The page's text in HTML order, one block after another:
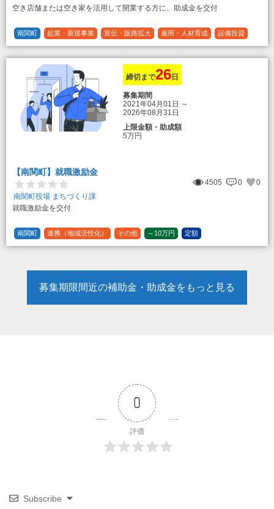
空き店舗または空き家を活用して開業する方に、助成金を交付
南関町 起業・新規事業 宣伝・販路拡大 雇用・人材育成
設備投資
運転資金
連携（地域活性化） ～30万円 1/3 (33%)
締切まで26 日
募集期間
2021年04月01日 ～
2026年08月31日
上限金額・助成額
5万円
【南関町】就職激励金
4505 0
0
南関町役場 まちづくり課
就職激励金を交付
南関町 連携（地域活性化） その他 ～10万円 定額
募集期限間近の補助金・助成金をもっと見る
0
評価
Subscribe